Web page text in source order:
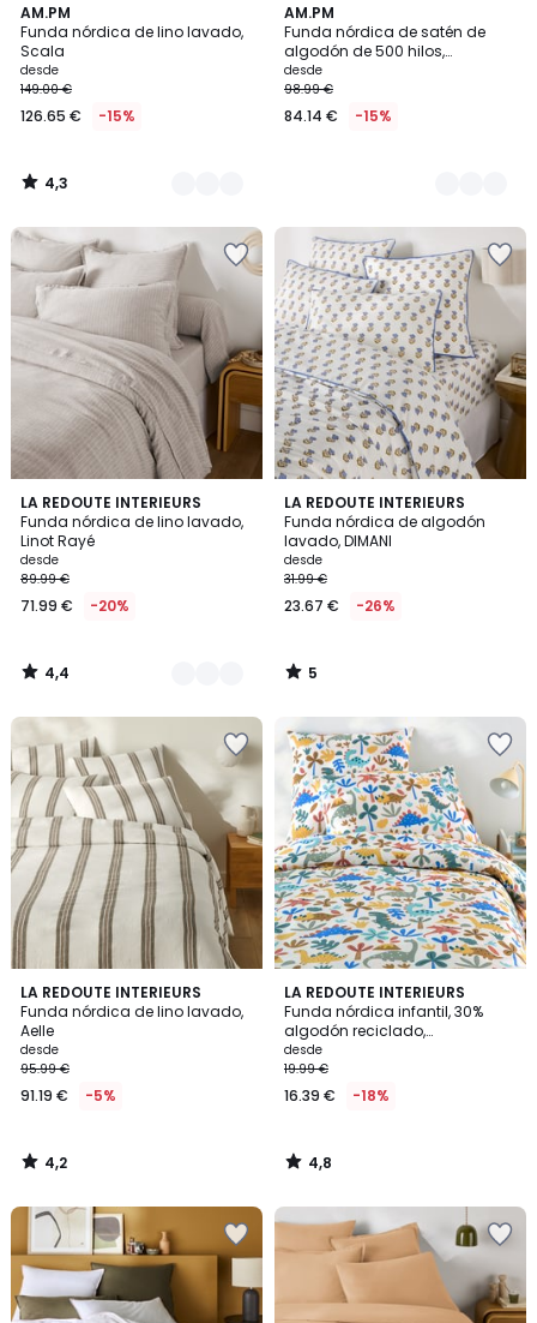
AM.PM
Funda nórdica de lino lavado,
Scala
desde
149.00 €
126.65 € -15%
4,3
/ 5
2
Colores
4,3
/
AM.PM
Funda nórdica de satén de
algodón de 500 hilos,
GIACOMO
desde
98.99 €
84.14 € -15%
2
Colores
LA REDOUTE INTERIEURS
Funda nórdica de lino lavado,
Linot Rayé
desde
89.99 €
71.99 € -20%
4,4
/ 5
3
Colores
4,4
/
LA REDOUTE INTERIEURS
Funda nórdica de algodón
lavado, DIMANI
desde
31.99 €
23.67 € -26%
5
/
5
5
/
LA REDOUTE INTERIEURS
Funda nórdica de lino lavado,
Aelle
desde
95.99 €
91.19 € -5%
4,2
/ 5
4,2
/
LA REDOUTE INTERIEURS
Funda nórdica infantil, 30%
algodón reciclado,
estampado de dinosaurios,
DINO
desde
19.99 €
16.39 € -18%
4,8
/ 5
4,8
/